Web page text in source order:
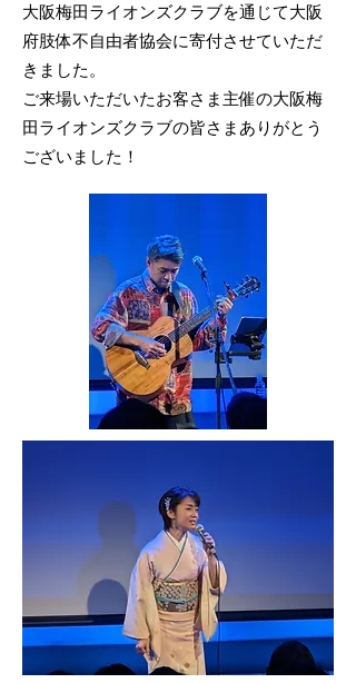
大阪梅田ライオンズクラブを通じて大阪
府肢体不自由者協会に寄付させていただ
きました。
ご来場いただいたお客さま主催の大阪梅
田ライオンズクラブの皆さまありがとう
ございました！